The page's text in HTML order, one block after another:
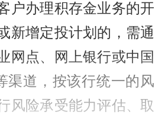
户办理积存金业务的开
新增定投计划的，需通
网点、网上银行或中国
渠道，按该行统一的风
风险承受能力评估、取